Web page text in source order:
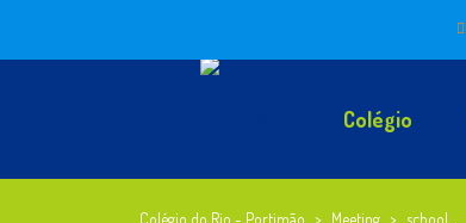
Colégio
Colégio do Rio - Portimão > Meeting > school ,